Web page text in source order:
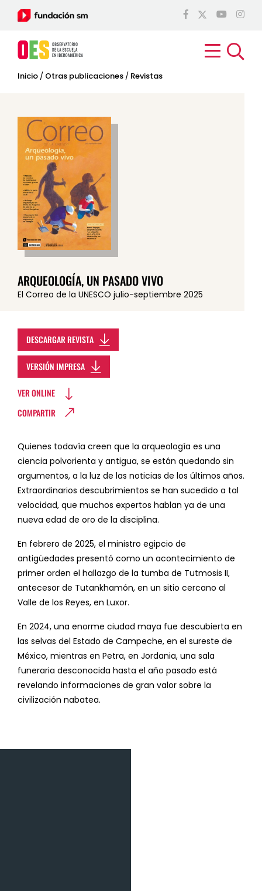
Inicio / Otras publicaciones / Revistas
ARQUEOLOGÍA, UN PASADO VIVO
El Correo de la UNESCO julio-septiembre 2025
DESCARGAR REVISTA
VERSIÓN IMPRESA
VER ONLINE
COMPARTIR
Quienes todavía creen que la arqueología es una
ciencia polvorienta y antigua, se están quedando sin
argumentos, a la luz de las noticias de los últimos años.
Extraordinarios descubrimientos se han sucedido a tal
velocidad, que muchos expertos hablan ya de una
nueva edad de oro de la disciplina.
En febrero de 2025, el ministro egipcio de
antigüedades presentó como un acontecimiento de
primer orden el hallazgo de la tumba de Tutmosis II,
antecesor de Tutankhamón, en un sitio cercano al
Valle de los Reyes, en Luxor.
En 2024, una enorme ciudad maya fue descubierta en
las selvas del Estado de Campeche, en el sureste de
México, mientras en Petra, en Jordania, una sala
funeraria desconocida hasta el año pasado está
revelando informaciones de gran valor sobre la
civilización nabatea.